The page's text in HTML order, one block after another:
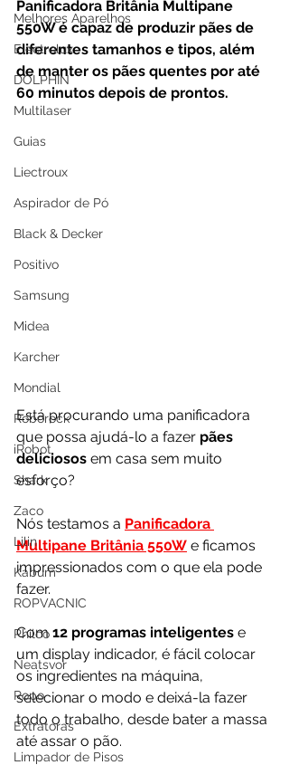
Melhores Aparelhos
Electrolux
DOLPHIN
Multilaser
Guias
Liectroux
Aspirador de Pó
Black & Decker
Positivo
Samsung
Midea
Karcher
Mondial
Roborock
iRobot
Shark
Zaco
Lilin
Kabum
ROPVACNIC
Philco
Neatsvor
Ropo
Extratoras
Limpador de Pisos
Panificadora Britânia Multipane
550W é capaz de produzir pães de
diferentes tamanhos e tipos, além
de manter os pães quentes por até
60 minutos depois de prontos.
Está procurando uma panificadora
que possa ajudá-lo a fazer pães
deliciosos em casa sem muito
esforço?
Nós testamos a Panificadora
Multipane Britânia 550W e ficamos
impressionados com o que ela pode
fazer.
Com 12 programas inteligentes e
um display indicador, é fácil colocar
os ingredientes na máquina,
selecionar o modo e deixá-la fazer
todo o trabalho, desde bater a massa
até assar o pão.